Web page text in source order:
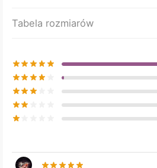
Tabela rozmiarów